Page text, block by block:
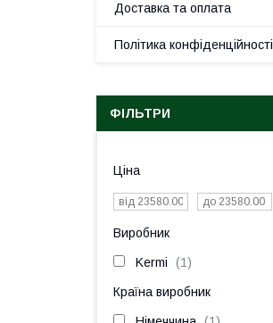
Доставка та оплата
Політика конфіденційності
ФІЛЬТРИ
Ціна
Виробник
Kermi 1
Країна виробник